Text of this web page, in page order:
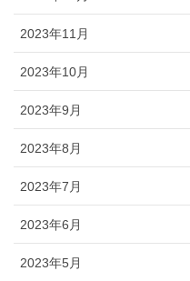
2023年11月
2023年10月
2023年9月
2023年8月
2023年7月
2023年6月
2023年5月